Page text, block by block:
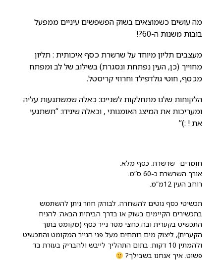
מה עושים כשמוצאים בשוק הפשפשים עיניים ממפעל
בובות משנות ה-60?!
מעצבים תליון מיוחד על שרשרת כסף איכותית : תליון
מחוייך (כן, העין נפתחת ונסגרת) בשילוב של לב ומפתח
מכסף, חוטי גולדפילד וחרוזי קריסטל.
הלקוחות שלנו מתחלקות לשניים: כאלה שמשתגעות עליה
ומעריכות את המיצג האומנותי , וכאלה שיגידו: “תשתגעי
את ! :)”
חומרים- שרשרת: כסף מלא.
אורך השרשרת כ-60 ס”מ.
רוחב העין 12מ”מ.
תכשיטי כסף נוטים להשחרה. לבוהק חוזר ניתן להשתמש
בתכשירים הקיימים בשוק או בדרך הביתית הבאה: להניח
התכשיט בקערית ובה כחצי מטר נייר כסף (מקומט בתוך
הקערית), ליצוק מים רותחים מעל פני הנייר המקומט והתכשיט
ולהמתין 10 דקות. בתום התהליך לייבש ולהבריק בעזרת בד
פשוט. איך אנחנו בשבילך?